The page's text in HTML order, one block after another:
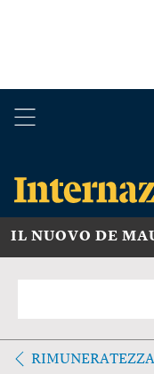
IL NUOVO DE
RIMUNERATEZZA